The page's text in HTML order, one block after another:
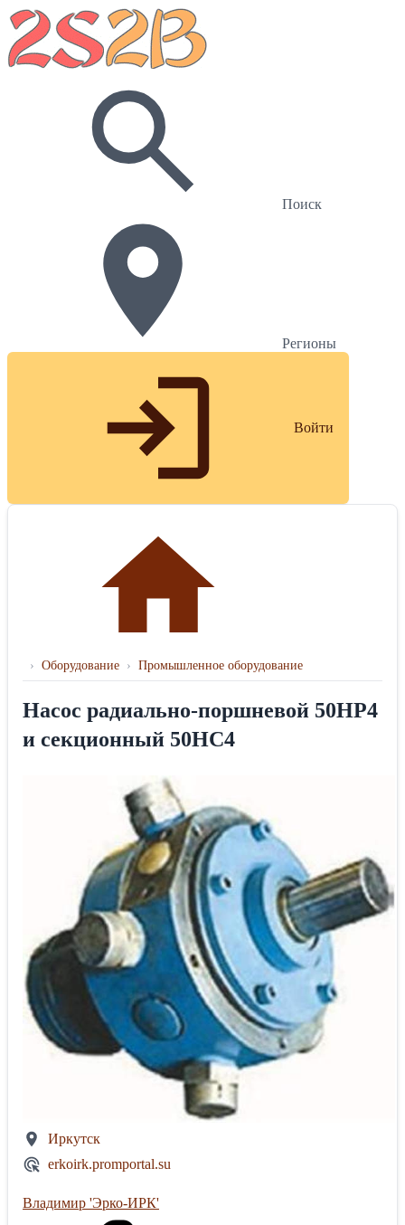
Поиск
Регионы
Войти
› Оборудование › Промышленное оборудование
Насос радиально-поршневой 50НР4
и секционный 50НС4
Иркутск
erkoirk.promportal.su
Владимир 'Эрко-ИРК'